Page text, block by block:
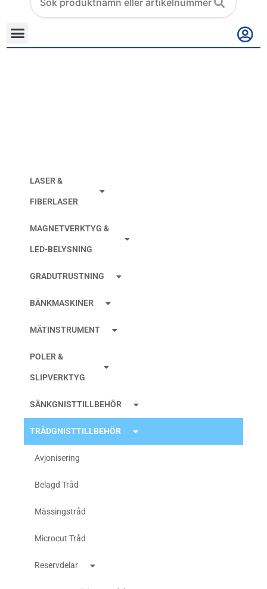
products
LASER &
FIBERLASER
MAGNETVERKTYG &
LED-BELYSNING
GRADUTRUSTNING
BÄNKMASKINER
MÄTINSTRUMENT
POLER &
SLIPVERKTYG
SÄNKGNISTTILLBEHÖR
TRÅDGNISTTILLBEHÖR
Avjonisering
Belagd Tråd
Mässingstråd
Microcut Tråd
Reservdelar